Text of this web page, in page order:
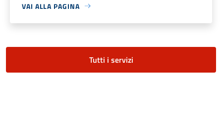
VAI ALLA PAGINA
Tutti i servizi